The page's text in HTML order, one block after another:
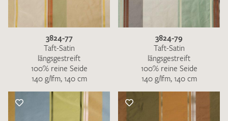
3824-77
Taft-Satin
längsgestreift
100% reine Seide
140 g/lfm, 140 cm
3824-79
Taft-Satin
längsgestreift
100% reine Seide
140 g/lfm, 140 cm